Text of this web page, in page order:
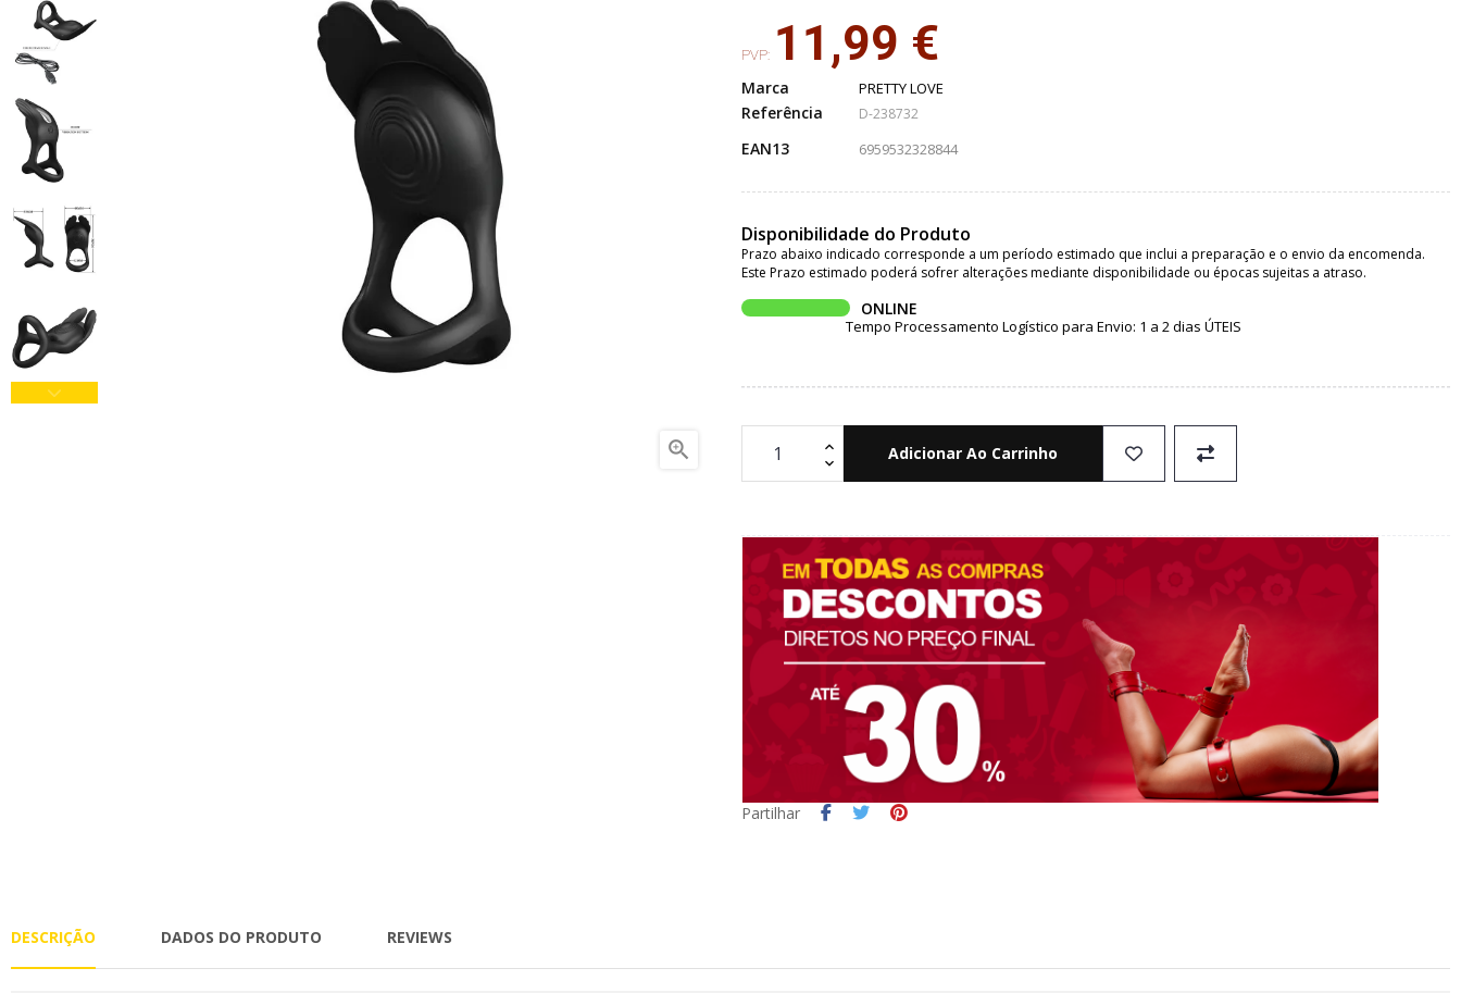

PVP: 11,99 €
Marca PRETTY LOVE
Referência D-238732
EAN13 6959532328844
Disponibilidade do Produto
Prazo abaixo indicado corresponde a um período estimado que inclui a preparação e o envio da encomenda.
Este Prazo estimado poderá sofrer alterações mediante disponibilidade ou épocas sujeitas a atraso.
ONLINE
Tempo Processamento Logístico para Envio: 1 a 2 dias ÚTEIS
Adicionar Ao Carrinho
Partilhar
DESCRIÇÃO DADOS DO PRODUTO REVIEWS